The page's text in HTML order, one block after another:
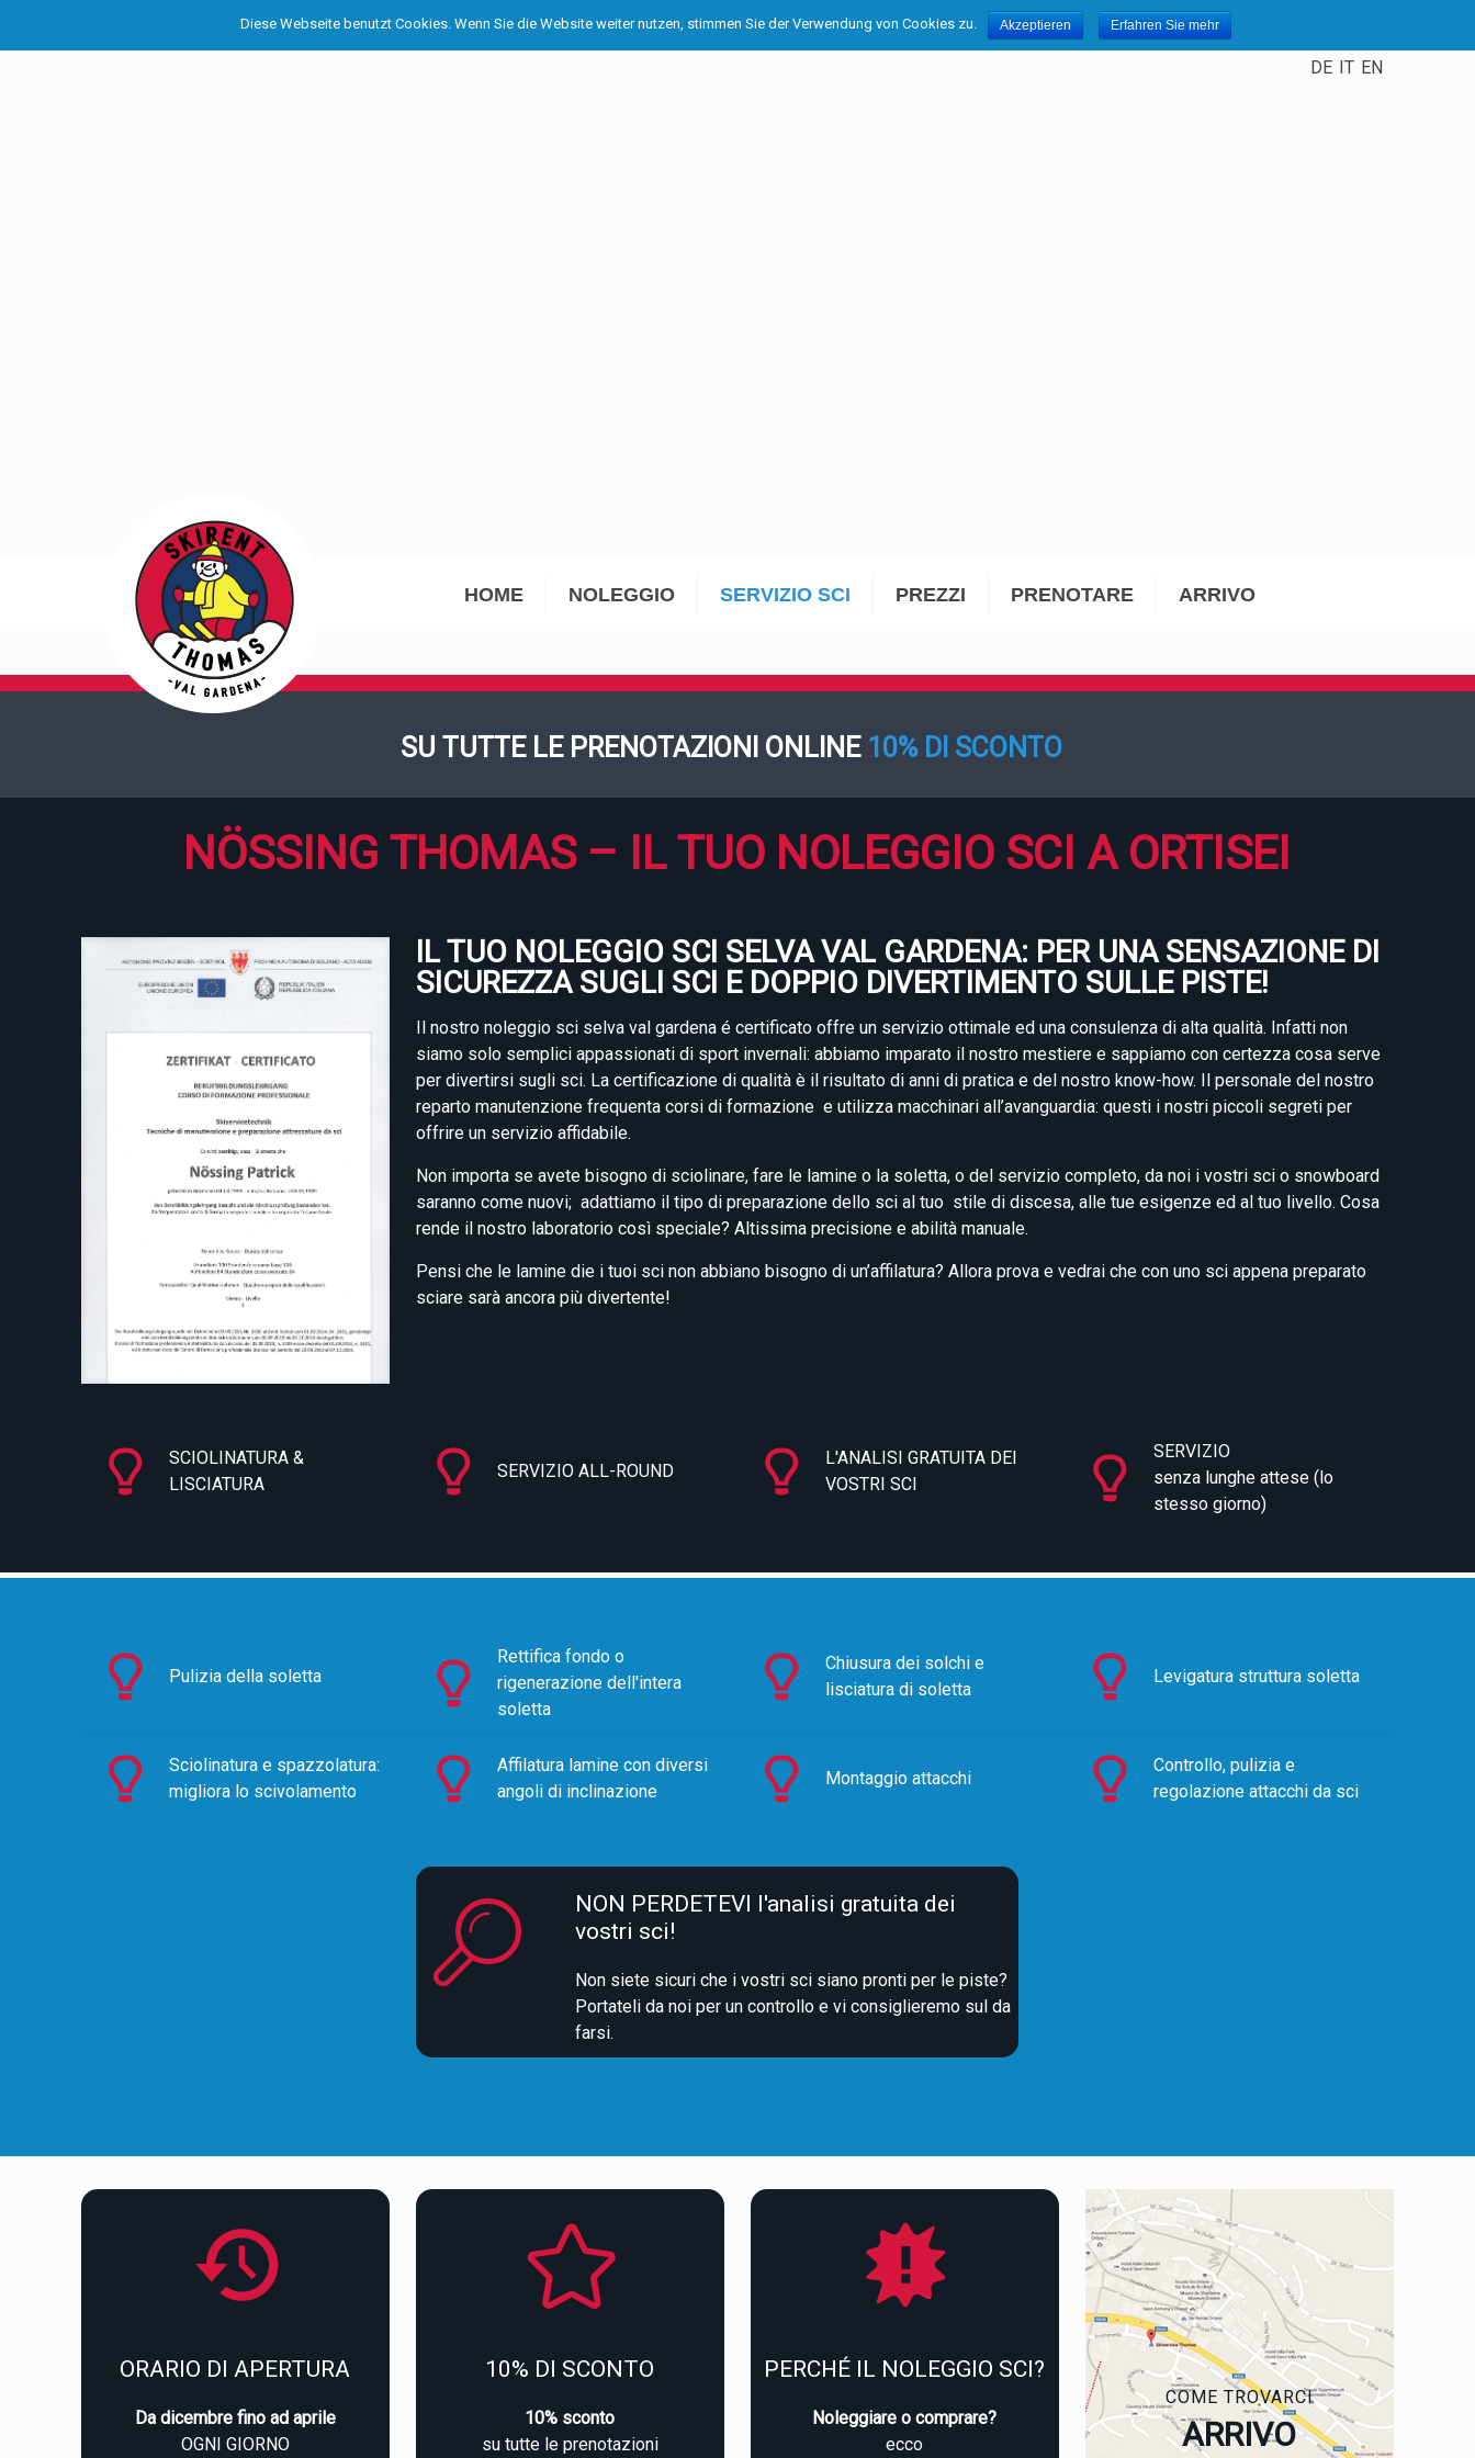
HOME NOLEGGIO SERVIZIO SCI PREZZI PRENOTARE ARRIVO
DE IT EN
SU TUTTE LE PRENOTAZIONI ONLINE 10% DI SCONTO
NÖSSING THOMAS – IL TUO NOLEGGIO SCI A ORTISEI
IL TUO NOLEGGIO SCI SELVA VAL GARDENA: PER UNA SENSAZIONE DI
SICUREZZA SUGLI SCI E DOPPIO DIVERTIMENTO SULLE PISTE!
Il nostro noleggio sci selva val gardena é certificato offre un servizio ottimale ed una consulenza di alta qualità. Infatti non
siamo solo semplici appassionati di sport invernali: abbiamo imparato il nostro mestiere e sappiamo con certezza cosa serve
per divertirsi sugli sci. La certificazione di qualità è il risultato di anni di pratica e del nostro know-how. Il personale del nostro
reparto manutenzione frequenta corsi di formazione e utilizza macchinari all’avanguardia: questi i nostri piccoli segreti per
offrire un servizio affidabile.
Non importa se avete bisogno di sciolinare, fare le lamine o la soletta, o del servizio completo, da noi i vostri sci o snowboard
saranno come nuovi; adattiamo il tipo di preparazione dello sci al tuo stile di discesa, alle tue esigenze ed al tuo livello. Cosa
rende il nostro laboratorio così speciale? Altissima precisione e abilità manuale.
Pensi che le lamine die i tuoi sci non abbiano bisogno di un’affilatura? Allora prova e vedrai che con uno sci appena preparato
sciare sarà ancora più divertente!
SCIOLINATURA &
LISCIATURA
SERVIZIO ALL-ROUND
L'ANALISI GRATUITA DEI
VOSTRI SCI
SERVIZIO
senza lunghe attese (lo
stesso giorno)
Pulizia della soletta
Rettifica fondo o
rigenerazione dell'intera
soletta
Chiusura dei solchi e
lisciatura di soletta
Levigatura struttura soletta
Sciolinatura e spazzolatura:
migliora lo scivolamento
Affilatura lamine con diversi
angoli di inclinazione
Montaggio attacchi
Controllo, pulizia e
regolazione attacchi da sci
NON PERDETEVI l'analisi gratuita dei
vostri sci!
Non siete sicuri che i vostri sci siano pronti per le piste?
Portateli da noi per un controllo e vi consiglieremo sul da
farsi.
ORARIO DI APERTURA
Da dicembre fino ad aprile
OGNI GIORNO
10% DI SCONTO
10% sconto
su tutte le prenotazioni
PERCHÉ IL NOLEGGIO SCI?
Noleggiare o comprare?
ecco
COME TROVARCI
ARRIVO
Diese Webseite benutzt Cookies. Wenn Sie die Website weiter nutzen, stimmen Sie der Verwendung von Cookies zu. Akzeptieren Erfahren Sie mehr